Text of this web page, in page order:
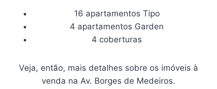
16 apartamentos Tipo
4 apartamentos Garden
4 coberturas
Veja, então, mais detalhes sobre os imóveis à
venda na Av. Borges de Medeiros.